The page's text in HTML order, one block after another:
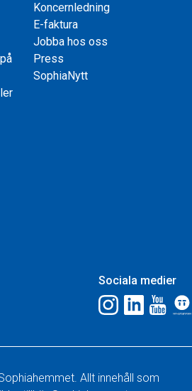
Koncernledning
E-faktura
Jobba hos oss
Press
SophiaNytt
Sociala medier
Allt innehåll som